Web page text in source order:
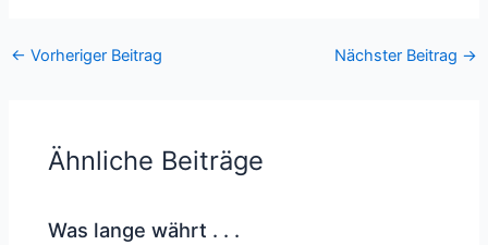
← Vorheriger Beitrag Nächster Beitrag →
Ähnliche Beiträge
Was lange währt . . .